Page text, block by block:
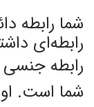
شما رابطه
رابطه‌ای
رابطه جنسی
شما است.